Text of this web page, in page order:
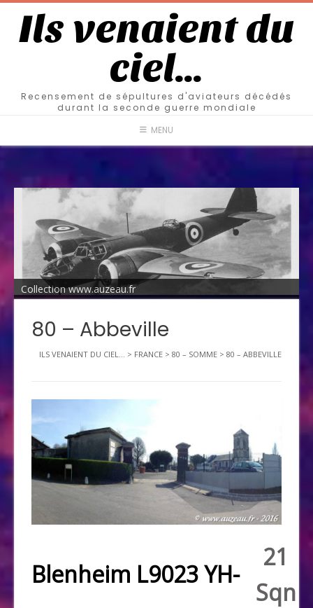
Ils venaient du
ciel…
Recensement de sépultures d'aviateurs décédés
durant la seconde guerre mondiale
MENU
Collection www.auzeau.fr
80 – Abbeville
ILS VENAIENT DU CIEL... > FRANCE > 80 – SOMME > 80 – ABBEVILLE
Blenheim L9023 YH-
21
Sqn